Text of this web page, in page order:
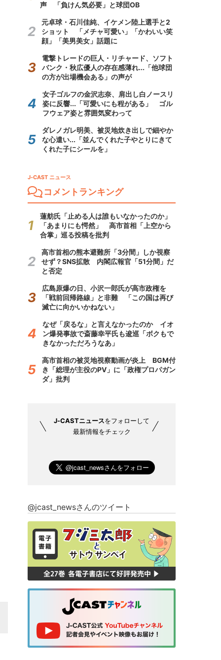
声 「負けん気必要」と球団OB
元卓球・石川佳純、イケメン陸上選手と2
ショット 「メチャ可愛い」「かわいい笑
顔」「美男美女」話題に
電撃トレードの巨人・リチャード、ソフト
バンク・秋広優人の存在感薄れ...「他球団
の方が出場機会ある」の声が
女子ゴルフの金沢志奈、肩出し白ノースリ
姿に反響...「可愛いにも程がある」 ゴル
フウェア姿と雰囲気変わって
ダレノガレ明美、被災地炊き出しで細やか
な心遣い...「並んでくれた子やとりにきて
くれた子にシールを」
J-CAST ニュース
コメントランキング
蓮舫氏「止める人は誰もいなかったのか」
「あまりにも愕然」 高市首相「上空から
合掌」巡る投稿を批判
高市首相の熊本避難所「3分間」しか視察
せず？SNS拡散 内閣広報官「51分間」だ
と否定
広島原爆の日、小沢一郎氏が高市政権を
「戦前回帰路線」と非難 「この国は再び
滅亡に向かいかねない」
なぜ「戻るな」と言えなかったのか イオ
ン爆発事故で斎藤幸平氏も逡巡「ボクもで
きなかっただろうなあ」
高市首相の被災地視察動画が炎上 BGM付
き「総理が主役のPV」に「政権プロパガン
ダ」批判
J-CASTニュースをフォローして
最新情報をチェック
@jcast_newsさんのツイート